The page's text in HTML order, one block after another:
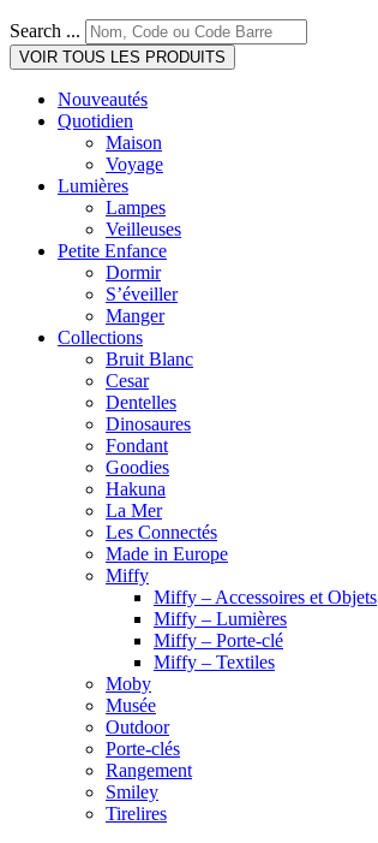
Search ...
VOIR TOUS LES PRODUITS
Nouveautés
Quotidien
Maison
Voyage
Lumières
Lampes
Veilleuses
Petite Enfance
Dormir
S’éveiller
Manger
Collections
Bruit Blanc
Cesar
Dentelles
Dinosaures
Fondant
Goodies
Hakuna
La Mer
Les Connectés
Made in Europe
Miffy
Miffy – Accessoires et Objets
Miffy – Lumières
Miffy – Porte-clé
Miffy – Textiles
Moby
Musée
Outdoor
Porte-clés
Rangement
Smiley
Tirelires